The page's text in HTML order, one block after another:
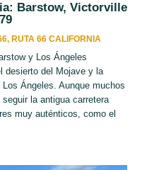
Barstow, Victorville
, RUTA 66 CALIFORNIA
y Los Ángeles
desierto del Mojave y la
Ángeles. Aunque muchos
la antigua carretera
muy auténticos, como el